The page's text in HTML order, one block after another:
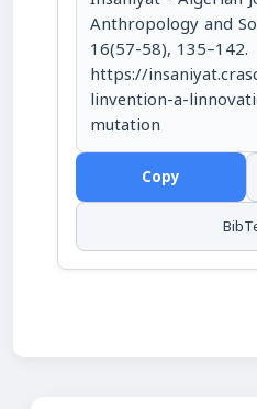
Anthropology and
16(57-58), 135–142.
https://
linvention-a-
mutation
Copy